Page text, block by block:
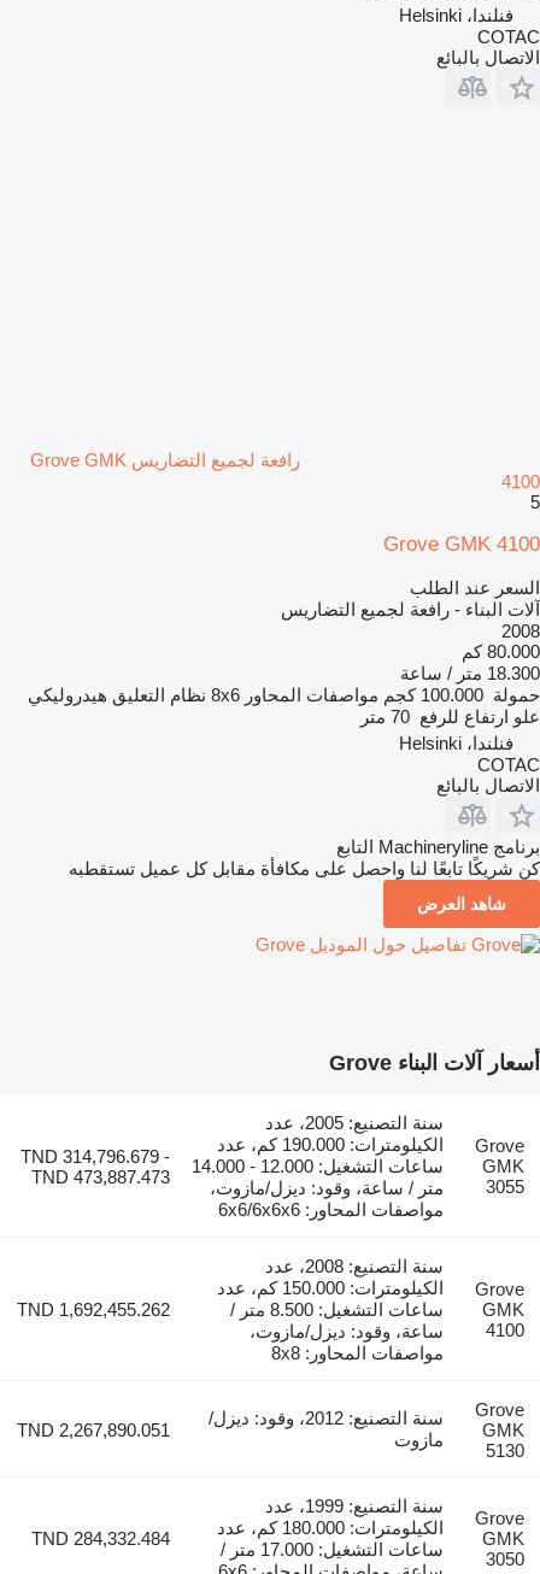
فنلندا، Helsinki
COTAC
الاتصال بالبائع
رافعة لجميع التضاريس Grove GMK
4100
5
Grove GMK 4100
السعر عند الطلب
آلات البناء - رافعة لجميع التضاريس
2008
80.000 كم
18.300 متر / ساعة
حمولة 100.000 كجم مواصفات المحاور 8x6 نظام التعليق هيدروليكي
علو ارتفاع للرفع 70 متر
فنلندا، Helsinki
COTAC
الاتصال بالبائع
برنامج Machineryline التابع
كن شريكًا تابعًا لنا واحصل على مكافأة مقابل كل عميل تستقطبه
شاهد العرض
تفاصيل حول الموديل Grove
أسعار آلات البناء Grove
Grove
GMK
3055
سنة التصنيع: 2005، عدد
الكيلومترات: 190.000 كم، عدد
ساعات التشغيل: 12.000 - 14.000
متر / ساعة، وقود: ديزل/مازوت،
مواصفات المحاور: 6x6/6x6x6
TND 314,796.679 -
TND 473,887.473
Grove
GMK
4100
سنة التصنيع: 2008، عدد
الكيلومترات: 150.000 كم، عدد
ساعات التشغيل: 8.500 متر /
ساعة، وقود: ديزل/مازوت،
مواصفات المحاور: 8x8
TND 1,692,455.262
Grove
GMK
5130
سنة التصنيع: 2012، وقود: ديزل/
مازوت
TND 2,267,890.051
Grove
GMK
3050
سنة التصنيع: 1999، عدد
الكيلومترات: 180.000 كم، عدد
ساعات التشغيل: 17.000 متر /
TND 284,332.484